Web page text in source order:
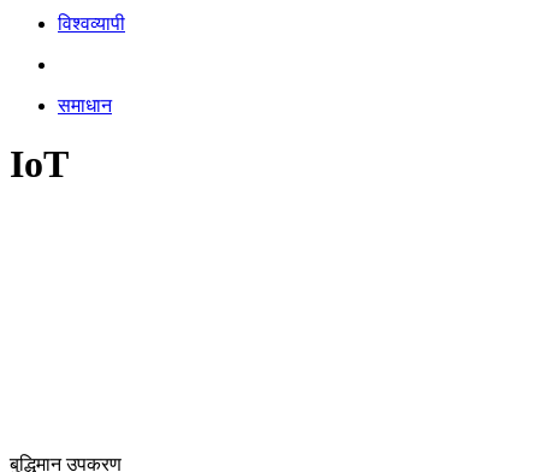
विश्वव्यापी
समाधान
IoT
बुद्धिमान उपकरण